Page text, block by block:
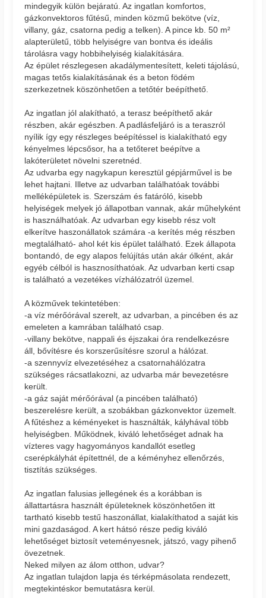
mindegyik külön bejáratú. Az ingatlan komfortos,
gázkonvektoros fűtésű, minden közmű bekötve (víz,
villany, gáz, csatorna pedig a telken). A pince kb. 50 m²
alapterületű, több helyiségre van bontva és ideális
tárolásra vagy hobbihelyiség kialakítására.
Az épület részlegesen akadálymentesített, keleti tájolású,
magas tetős kialakításának és a beton födém
szerkezetnek köszönhetően a tetőtér beépíthető.
Az ingatlan jól alakítható, a terasz beépíthető akár
részben, akár egészben. A padlásfeljáró is a teraszról
nyílik így egy részleges beépítéssel is kialakítható egy
kényelmes lépcsősor, ha a tetőteret beépítve a
lakóterületet növelni szeretnéd.
Az udvarba egy nagykapun keresztül gépjárművel is be
lehet hajtani. Illetve az udvarban találhatóak további
melléképületek is. Szerszám és fatáróló, kisebb
helyiségek melyek jó állapotban vannak, akár műhelyként
is használhatóak. Az udvarban egy kisebb rész volt
elkerítve haszonállatok számára -a kerítés még részben
megtalálható- ahol két kis épület található. Ezek állapota
bontandó, de egy alapos felújítás után akár ólként, akár
egyéb célból is hasznosíthatóak. Az udvarban kerti csap
is található a vezetékes vízhálózatról üzemel.
A közművek tekintetében:
-a víz mérőórával szerelt, az udvarban, a pincében és az
emeleten a kamrában található csap.
-villany bekötve, nappali és éjszakai óra rendelkezésre
áll, bővítésre és korszerűsítésre szorul a hálózat.
-a szennyvíz elvezetéséhez a csatornahálózatra
szükséges rácsatlakozni, az udvarba már bevezetésre
került.
-a gáz saját mérőórával (a pincében található)
beszerelésre került, a szobákban gázkonvektor üzemelt.
A fűtéshez a kéményeket is használták, kályhával több
helyiségben. Működnek, kiváló lehetőséget adnak ha
vízteres vagy hagyományos kandallót esetleg
cserépkályhát építettnél, de a kéményhez ellenőrzés,
tisztítás szükséges.
Az ingatlan falusias jellegének és a korábban is
állattartásra használt épületeknek köszönhetően itt
tartható kisebb testű haszonállat, kialakíthatod a saját kis
mini gazdaságod. A kert hátsó része pedig kiváló
lehetőséget biztosít veteményesnek, játszó, vagy pihenő
övezetnek.
Neked milyen az álom otthon, udvar?
Az ingatlan tulajdon lapja és térképmásolata rendezett,
megtekintéskor bemutatásra kerül.